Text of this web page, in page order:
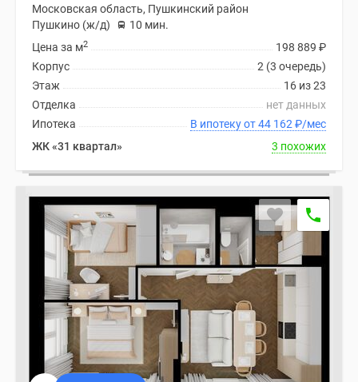
Московская область, Пушкинский район
Пушкино (ж/д)
10 мин.
198 889 ₽
Цена за м2
2 (3 очередь)
Корпус
16 из 23
Этаж
нет данных
Отделка
В ипотеку от 44 162 ₽/мес
Ипотека
ЖК «31 квартал»
3 похожих